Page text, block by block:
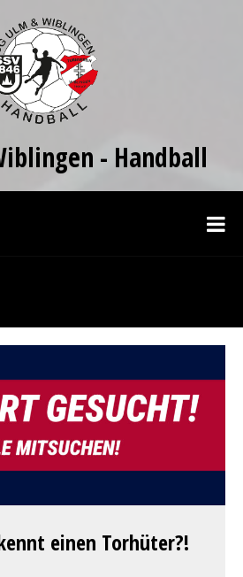
- Handball
einen Torhüter?!